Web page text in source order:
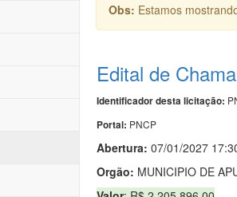
Obs: Estamos
Edital de
Identificador desta licitação:
Portal: PNCP
Abertura: 07/01/2027
Orgão: MUNICIPIO DE